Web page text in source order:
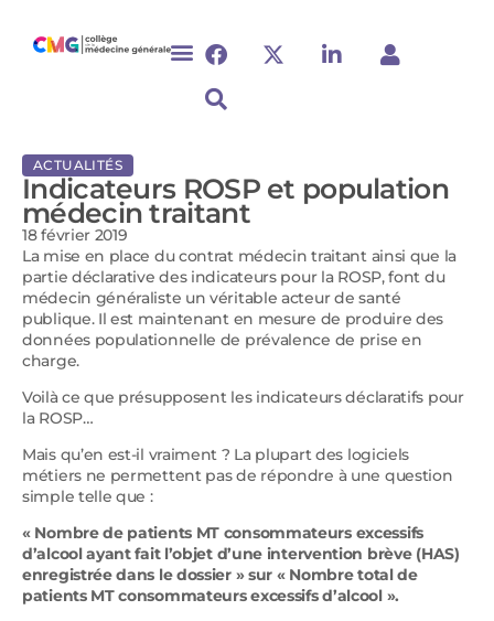
ACTUALITÉS
Indicateurs ROSP et population
médecin traitant
18 février 2019
La mise en place du contrat médecin traitant ainsi que la
partie déclarative des indicateurs pour la ROSP, font du
médecin généraliste un véritable acteur de santé
publique. Il est maintenant en mesure de produire des
données populationnelle de prévalence de prise en
charge.
Voilà ce que présupposent les indicateurs déclaratifs pour
la ROSP…
Mais qu’en est-il vraiment ? La plupart des logiciels
métiers ne permettent pas de répondre à une question
simple telle que :
« Nombre de patients MT consommateurs excessifs
d’alcool ayant fait l’objet d’une intervention brève (HAS)
enregistrée dans le dossier » sur « Nombre total de
patients MT consommateurs excessifs d’alcool ».